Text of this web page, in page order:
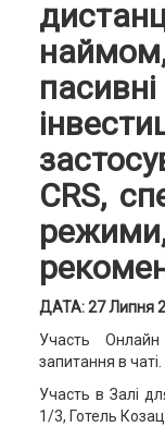
CRS,
ДАТА: 27 Липня
Участь
запитання в чаті.
Участь в Залі
1/3, Готель